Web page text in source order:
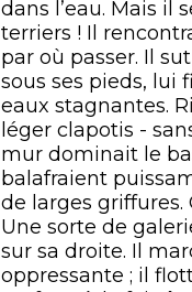
dans l’eau. Mais il
terriers ! Il
par où passer. Il
sous ses pieds, lui
eaux stagnantes.
léger clapotis -
mur dominait le
balafraient
de larges griffures.
Une sorte de
sur sa droite. Il
oppressante ; il